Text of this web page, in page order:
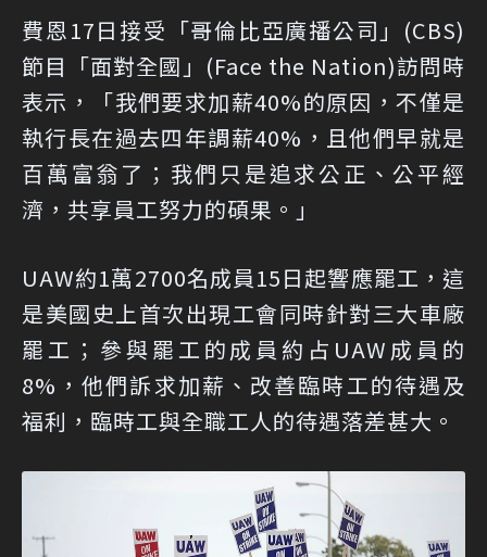
費恩17日接受「哥倫比亞廣播公司」(CBS)
節目「面對全國」(Face the Nation)訪問時
表示，「我們要求加薪40%的原因，不僅是
執行長在過去四年調薪40%，且他們早就是
百萬富翁了；我們只是追求公正、公平經
濟，共享員工努力的碩果。」
UAW約1萬2700名成員15日起響應罷工，這
是美國史上首次出現工會同時針對三大車廠
罷工；參與罷工的成員約占UAW成員的
8%，他們訴求加薪、改善臨時工的待遇及
福利，臨時工與全職工人的待遇落差甚大。